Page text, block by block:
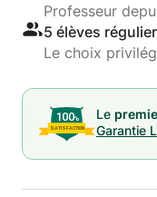
Professeur
5 élèves
Le choix
Le
Garantie